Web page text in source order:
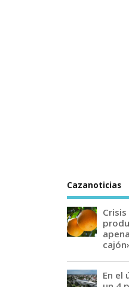
Cazanoticias
En el